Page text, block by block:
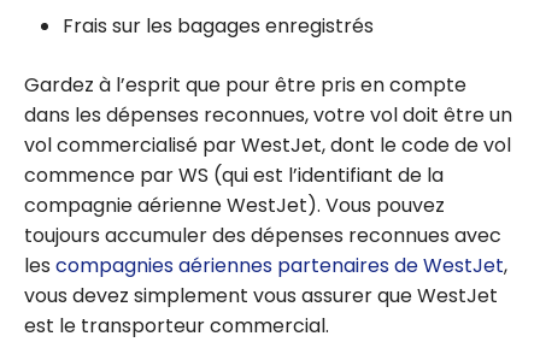
Frais sur les bagages enregistrés
Gardez à l’esprit que pour être pris en compte
dans les dépenses reconnues, votre vol doit être un
vol commercialisé par WestJet, dont le code de vol
commence par WS (qui est l’identifiant de la
compagnie aérienne WestJet). Vous pouvez
toujours accumuler des dépenses reconnues avec
les compagnies aériennes partenaires de WestJet,
vous devez simplement vous assurer que WestJet
est le transporteur commercial.